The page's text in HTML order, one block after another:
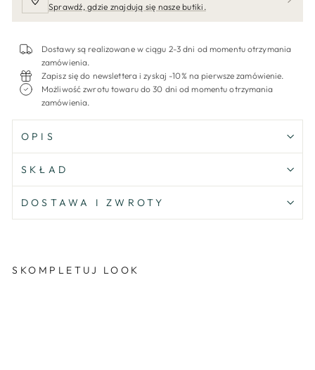
Sprawdź, gdzie znajdują się nasze butiki.
Dostawy są realizowane w ciągu 2-3 dni od momentu otrzymania
zamówienia.
Zapisz się do newslettera i zyskaj -10% na pierwsze zamówienie.
Możliwość zwrotu towaru do 30 dni od momentu otrzymania
zamówienia.
OPIS
SKŁAD
DOSTAWA I ZWROTY
SKOMPLETUJ LOOK